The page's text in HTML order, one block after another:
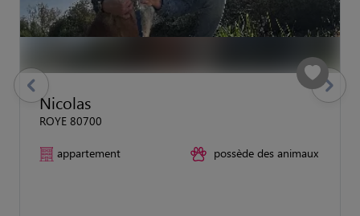
Nicolas
ROYE 80700
appartement possède des animaux
previous Suivant